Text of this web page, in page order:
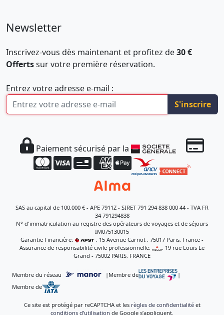
Newsletter
Inscrivez-vous dès maintenant et profitez de30 €
Offertssur votre première réservation.
Entrez votre adresse e-mail :
S'inscrire
Paiement sécurisé par la
SAS au capital de 100.000 € - APE 7911Z - SIRET 791 294 838 000 44 - TVA FR
34 791294838
N° d'immatriculation au registre des opérateurs de voyages et de séjours
IM075130015
Garantie Financière:
, 15 Avenue Carnot , 75017 Paris, France -
Assurance de responsabilité civile professionnelle:
, 19 rue Louis Le
Grand - 75002 PARIS, FRANCE
Membre du réseau | Membre de
|
Membre de
Ce site est protégé par reCAPTCHA et les règles de confidentialitéet
conditions d’utilisation de Google s’appliquent.